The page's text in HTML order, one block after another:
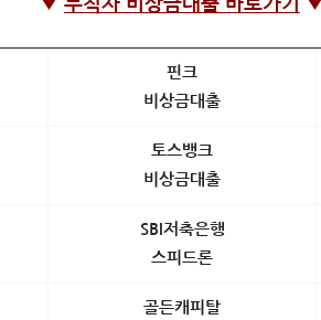
▼ 무직자 비상금대출 바로가기
핀크
비상금대출
토스뱅크
비상금대출
SBI저축은행
스피드론
골든캐피탈